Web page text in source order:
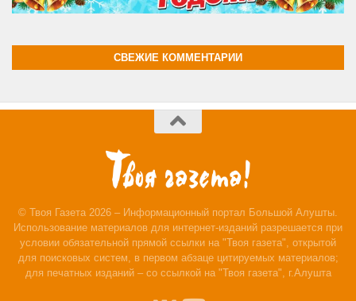
СВЕЖИЕ КОММЕНТАРИИ
© Твоя Газета 2026 – Информационный портал Большой Алушты.
Использование материалов для интернет-изданий разрешается при
условии обязательной прямой ссылки на "Твоя газета", открытой
для поисковых систем, в первом абзаце цитируемых материалов;
для печатных изданий – со ссылкой на "Твоя газета", г.Алушта